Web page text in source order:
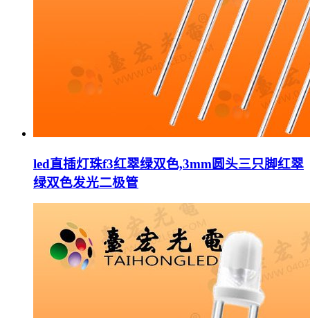
led直插灯珠f3红翠绿双色,3mm圆头三只脚红翠
绿双色发光二极管